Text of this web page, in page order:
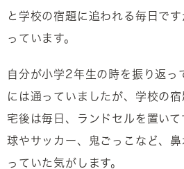
と学校の宿題に追われる毎日で
っています。
自分が小学2年生の時を振り返っ
には通っていましたが、学校の
宅後は毎日、ランドセルを置い
球やサッカー、鬼ごっこなど、
っていた気がします。